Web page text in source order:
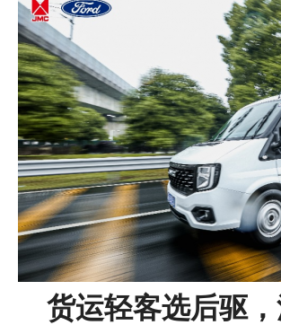
货运轻客选后驱